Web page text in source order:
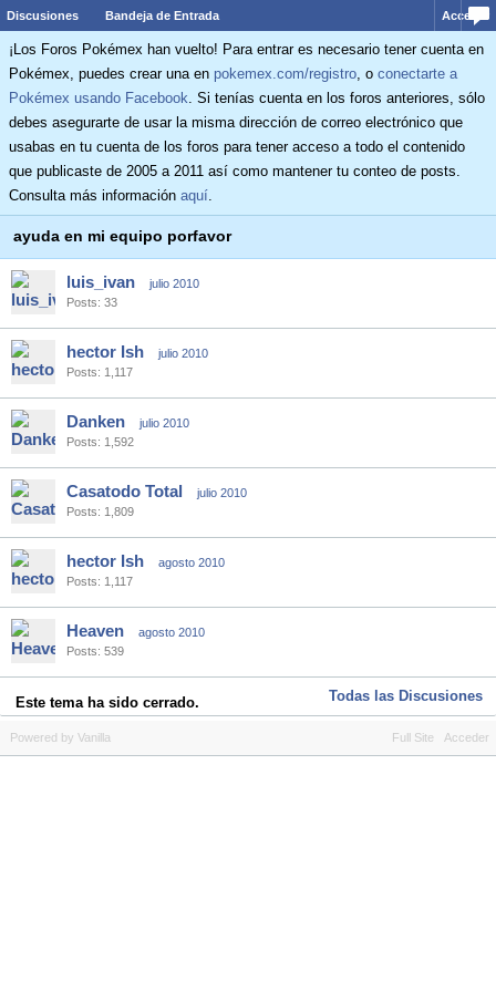
Discusiones Bandeja de Entrada Acceder
¡Los Foros Pokémex han vuelto! Para entrar es necesario tener cuenta en
Pokémex, puedes crear una en pokemex.com/registro, o conectarte a
Pokémex usando Facebook. Si tenías cuenta en los foros anteriores, sólo
debes asegurarte de usar la misma dirección de correo electrónico que
usabas en tu cuenta de los foros para tener acceso a todo el contenido
que publicaste de 2005 a 2011 así como mantener tu conteo de posts.
Consulta más información aquí.
ayuda en mi equipo porfavor
luis_ivan
julio 2010
Posts: 33
hector Ish
julio 2010
Posts: 1,117
Danken
julio 2010
Posts: 1,592
Casatodo Total
julio 2010
Posts: 1,809
hector Ish
agosto 2010
Posts: 1,117
Heaven
agosto 2010
Posts: 539
Este tema ha sido cerrado. Todas las Discusiones
Full Site Acceder
Powered by Vanilla